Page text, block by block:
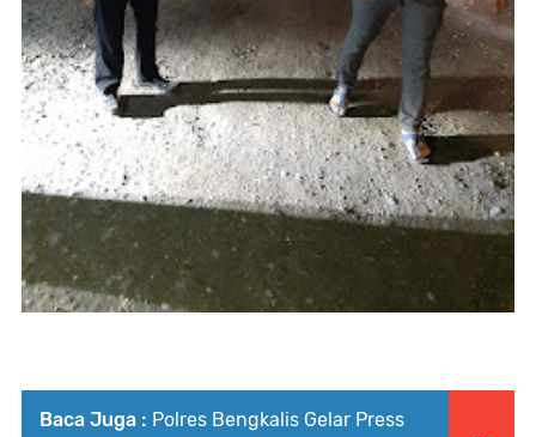
Baca Juga : Polres Bengkalis Gelar Press